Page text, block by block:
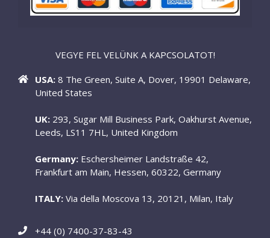
VEGYE FEL VELÜNK A KAPCSOLATOT!
USA: 8 The Green, Suite A, Dover, 19901 Delaware,
United States
UK: 293, Sugar Mill Business Park, Oakhurst Avenue,
Leeds, LS11 7HL, United Kingdom
Germany: Eschersheimer Landstraße 42,
Frankfurt am Main, Hessen, 60322, Germany
ITALY: Via della Moscova 13, 20121, Milan, Italy
+44 (0) 7400-37-83-43